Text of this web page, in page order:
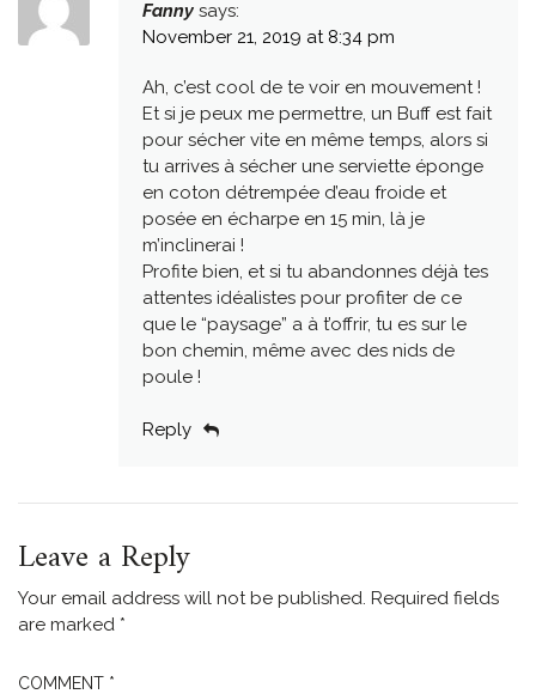
Fanny says:
November 21, 2019 at 8:34 pm
Ah, c’est cool de te voir en mouvement !
Et si je peux me permettre, un Buff est fait
pour sécher vite en même temps, alors si
tu arrives à sécher une serviette éponge
en coton détrempée d’eau froide et
posée en écharpe en 15 min, là je
m’inclinerai !
Profite bien, et si tu abandonnes déjà tes
attentes idéalistes pour profiter de ce
que le “paysage” a à t’offrir, tu es sur le
bon chemin, même avec des nids de
poule !
Reply
Leave a Reply
Your email address will not be published. Required fields
are marked *
COMMENT *